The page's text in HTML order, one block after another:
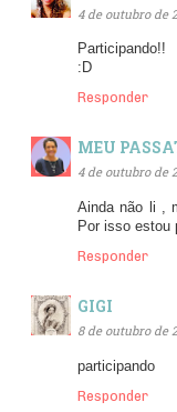
4 de outubro de
Participando!!
:D
Responder
MEU
4 de outubro de
Ainda não li ,
Por isso estou
Responder
GIGI
8 de outubro de
participando
Responder